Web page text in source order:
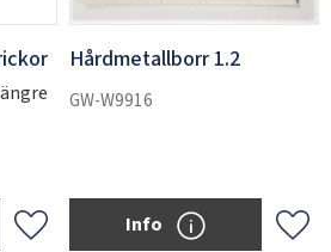
Add to favorites
Hårdmetallborr 1.2
GW-W9916
Add
Info